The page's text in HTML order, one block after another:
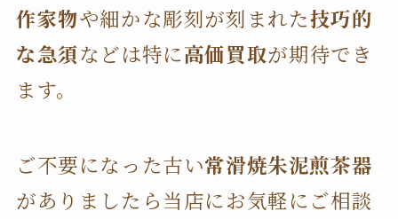
作家物や細かな彫刻が刻まれた技巧的
な急須などは特に高価買取が期待でき
ます。
ご不要になった古い常滑焼朱泥煎茶器
がありましたら当店にお気軽にご相談